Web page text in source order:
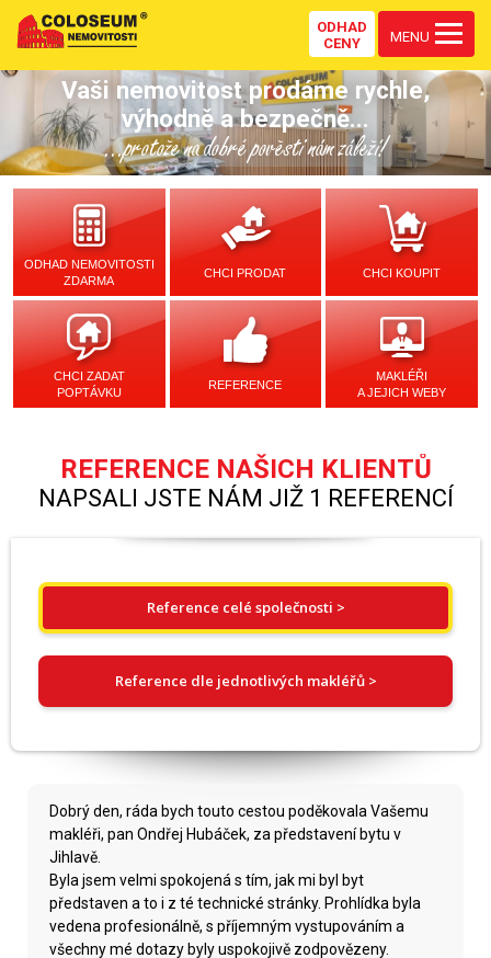
ODHAD
CENY
MENU
Vaši nemovitost prodáme rychle,
výhodně a bezpečně...
...protože na dobré pověsti nám záleží!
ODHAD NEMOVITOSTI
ZDARMA
CHCI PRODAT CHCI KOUPIT
CHCI ZADAT
POPTÁVKU
REFERENCE
MAKLÉŘI
A JEJICH WEBY
REFERENCE NAŠICH KLIENTŮ
NAPSALI JSTE NÁM JIŽ 1 REFERENCÍ
Reference celé společnosti >
Reference dle jednotlivých makléřů >
Dobrý den, ráda bych touto cestou poděkovala Vašemu
makléři, pan Ondřej Hubáček, za představení bytu v
Jihlavě.
Byla jsem velmi spokojená s tím, jak mi byl byt
představen a to i z té technické stránky. Prohlídka byla
vedena profesionálně, s příjemným vystupováním a
všechny mé dotazy byly uspokojivě zodpovězeny.